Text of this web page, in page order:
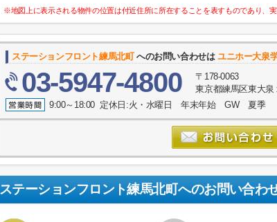
※地図上に表示される物件の位置は付近住所に所在することを表すものであり、
ステーションフロント練馬北町へのお問い合わせはユニホー大泉
03-5947-4800
〒178-0063
東京都練馬区東大
9:00～18:00 定休日:火・水曜日 年末年始 GW 夏季
ステーションフロント練馬北町へのお問い合わ